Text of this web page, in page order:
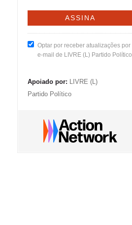
Optar por receber atualizações por
e-mail de LIVRE (L) Partido Político
Apoiado por: LIVRE (L)
Partido Político